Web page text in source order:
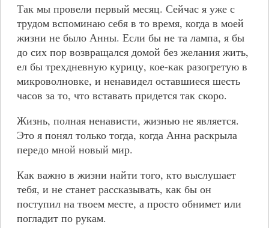
Так мы провели первый месяц. Сейчас я уже с
трудом вспоминаю себя в то время, когда в моей
жизни не было Анны. Если бы не та лампа, я бы
до сих пор возвращался домой без желания жить,
ел бы трехдневную курицу, кое-как разогретую в
микроволновке, и ненавидел оставшиеся шесть
часов за то, что вставать придется так скоро.
Жизнь, полная ненависти, жизнью не является.
Это я понял только тогда, когда Анна раскрыла
передо мной новый мир.
Как важно в жизни найти того, кто выслушает
тебя, и не станет рассказывать, как бы он
поступил на твоем месте, а просто обнимет или
погладит по рукам.